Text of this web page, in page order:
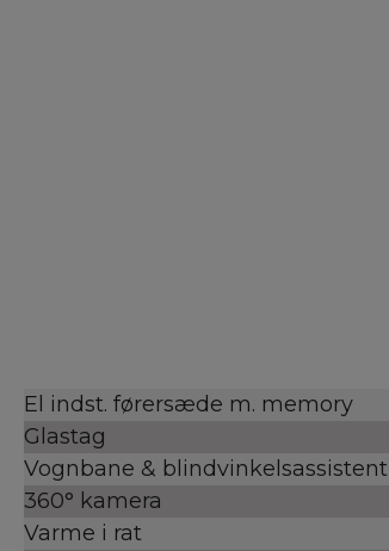
El indst. førersæde m. memory
Glastag
Vognbane & blindvinkelsassistent
360° kamera
Varme i rat